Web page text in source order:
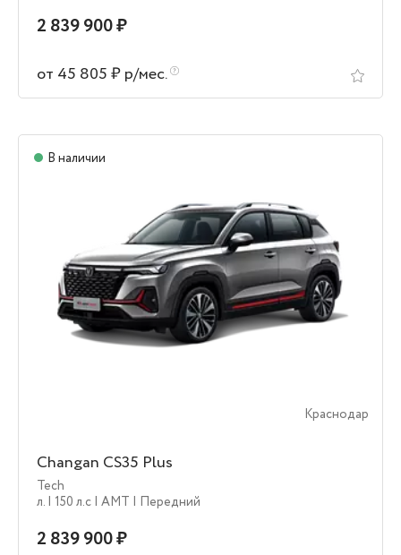
2 839 900 ₽
от 45 805 ₽ р/мес.
В наличии
Краснодар
Changan CS35 Plus
Tech
л. | 150 л.c | AMT | Передний
2 839 900 ₽